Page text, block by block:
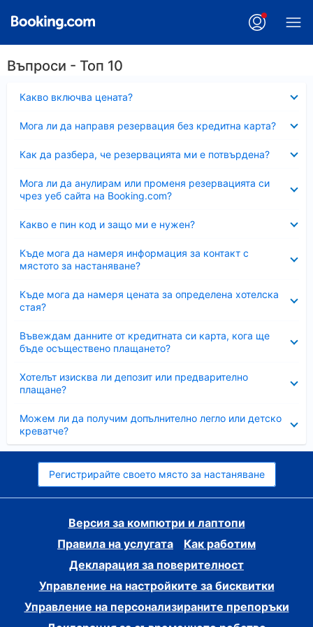
Въпроси - Топ 10
Какво включва цената?
Мога ли да направя резервация без кредитна карта?
Как да разбера, че резервацията ми е потвърдена?
Мога ли да анулирам или променя резервацията си
чрез уеб сайта на Booking.com?
Какво е пин код и защо ми е нужен?
Къде мога да намеря информация за контакт с
мястото за настаняване?
Къде мога да намеря цената за определена хотелска
стая?
Въвеждам данните от кредитната си карта, кога ще
бъде осъществено плащането?
Хотелът изисква ли депозит или предварително
плащане?
Можем ли да получим допълнително легло или детско
креватче?
Регистрирайте своето място за настаняване
Версия за компютри и лаптопи
Правила на услугата
Как работим
Декларация за поверителност
Управление на настройките за бисквитки
Управление на персонализираните препоръки